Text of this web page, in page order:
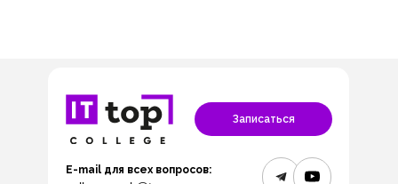
E-mail для всех вопросов:
Записаться